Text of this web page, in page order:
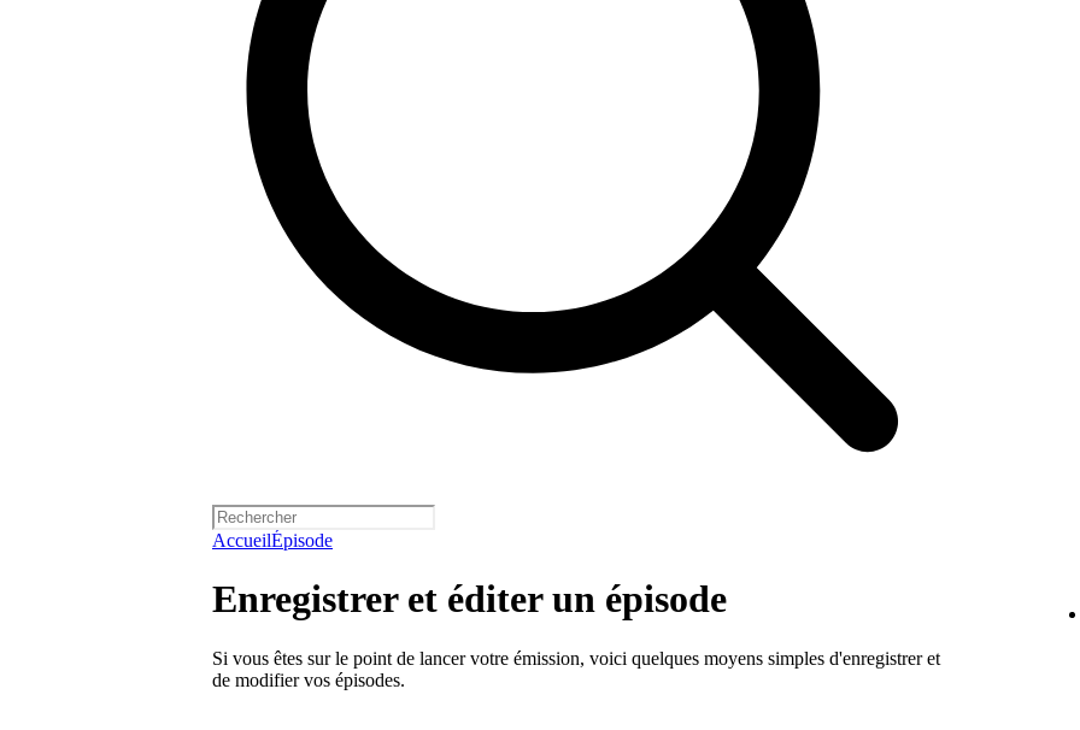
AccueilÉpisode
Enregistrer et éditer un épisode
Si vous êtes sur le point de lancer votre émission, voici quelques moyens simples d'enregistrer et
de modifier vos épisodes.